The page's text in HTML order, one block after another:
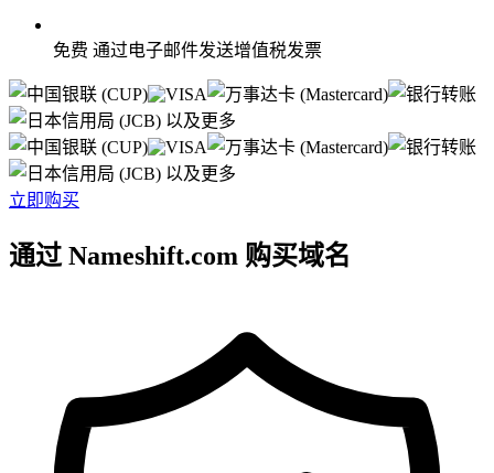
免费 通过电子邮件发送增值税发票
以及更多
以及更多
立即购买
通过 Nameshift.com 购买域名